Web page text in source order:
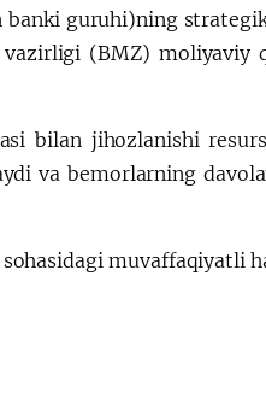
guruhi)ning
(BMZ) moliyaviy
bilan jihozlanishi
va bemorlarning
muvaffaqiyatli